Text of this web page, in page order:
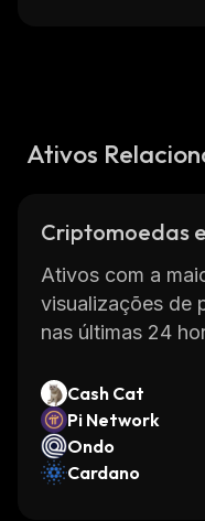
Ativos
Criptomoedas
Ativos com a
visualizações de
nas últimas 24
Cash Cat
Pi Network
Ondo
Cardano